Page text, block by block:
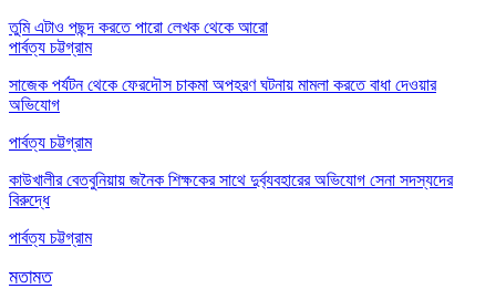
তুমি এটাও পছন্দ করতে পারো লেখক থেকে আরো
পার্বত্য চট্টগ্রাম
সাজেক পর্যটন থেকে ফেরদৌস চাকমা অপহরণ ঘটনায় মামলা করতে বাধা দেওয়ার
অভিযোগ
পার্বত্য চট্টগ্রাম
কাউখালীর বেতবুনিয়ায় জনৈক শিক্ষকের সাথে দুর্ব্যবহারের অভিযোগ সেনা সদস্যদের
বিরুদ্ধে
পার্বত্য চট্টগ্রাম
মতামত